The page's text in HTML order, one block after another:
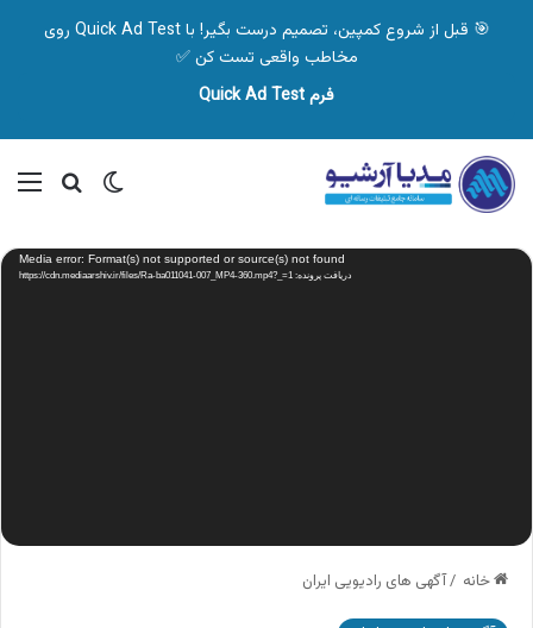
🎯 قبل از شروع کمپین، تصمیم درست بگیر! با Quick Ad Test روی
مخاطب واقعی تست کن ✅
فرم Quick Ad Test
تغییر پوسته
نمایشگر
ویدیو Media error: Format(s) not supported or source(s) not found
دریافت پرونده: https://cdn.mediaarshiv.ir/files/Ra-ba011041-007_MP4-360.mp4?_=1
خانه /آگهی های رادیویی ایران